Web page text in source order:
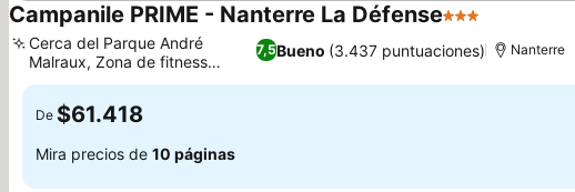
Campanile PRIME - Nanterre La Défense3 Estrellas
7,5Bueno (3.437 puntuaciones)
Cerca del Parque André
Malraux, Zona de fitness
moderna
Nanterre
De $61.418
Mira precios de 10 páginas